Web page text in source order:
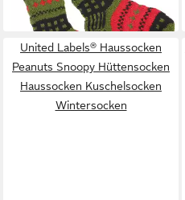
Socken -..
United Labels® Haussocken
Peanuts Snoopy Hüttensocken
Haussocken Kuschelsocken
Wintersocken